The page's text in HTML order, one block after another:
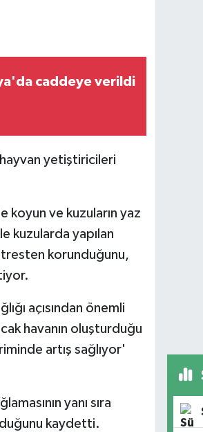
caddeye verildi
hayvan yetiştiricileri
koyun ve kuzuların yaz
kuzularda yapılan
stresten korunduğunu,
açısından önemli
havanın oluşturduğu
artış sağlıyor'
yanı sıra
kaydetti.